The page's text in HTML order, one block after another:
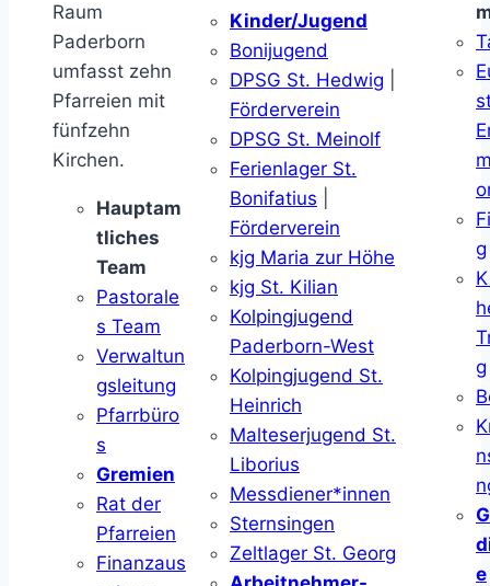
Raum
Paderborn
umfasst zehn
Pfarreien mit
fünfzehn
Kirchen.
Hauptam
tliches
Team
Pastorale
s Team
Verwaltun
gsleitung
Pfarrbüro
s
Gremien
Rat der
Pfarreien
Finanzaus
Kinder/Jugend
Bonijugend
DPSG St. Hedwig
Förderverein
DPSG St. Meinolf
Ferienlager St.
Bonifatius
Förderverein
kjg Maria zur Höhe
kjg St. Kilian
Kolpingjugend
Paderborn-West
Kolpingjugend St.
Heinrich
Malteserjugend St.
Liborius
Messdiener*innen
Sternsingen
Zeltlager St. Georg
g
g
e